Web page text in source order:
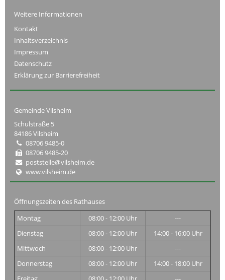
Weitere Informationen
Kontakt
Inhaltsverzeichnis
Impressum
Datenschutz
Erklärung zur Barrierefreiheit
Gemeinde Vilsheim
Schulstraße 5
84186 Vilsheim
08706 9485-0
08706 9485-20
poststelle@vilsheim.de
www.vilsheim.de
Öffnungszeiten des Rathauses
Montag
08:00 - 12:00 Uhr
---
Dienstag
08:00 - 12:00 Uhr
14:00 - 16:00 Uhr
Mittwoch
08:00 - 12:00 Uhr
---
Donnerstag
08:00 - 12:00 Uhr
14:00 - 18:00 Uhr